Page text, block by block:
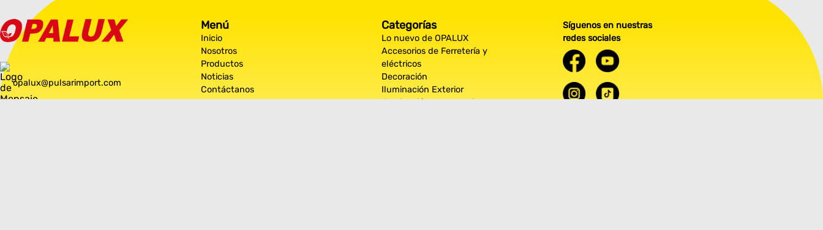
opalux@pulsarimport.com
Menú
Inicio
Nosotros
Productos
Noticias
Contáctanos
Categorías
Lo nuevo de OPALUX
Accesorios de Ferretería y
eléctricos
Decoración
Iluminación Exterior
Iluminación por espacios
Síguenos en nuestras
redes sociales